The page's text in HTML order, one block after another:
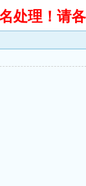
理！请